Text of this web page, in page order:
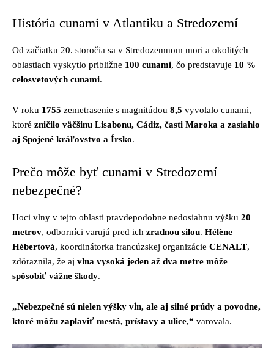
História cunami v Atlantiku a Stredozemí
Od začiatku 20. storočia sa v Stredozemnom mori a okolitých
oblastiach vyskytlo približne 100 cunami, čo predstavuje 10 %
celosvetových cunami.
V roku 1755 zemetrasenie s magnitúdou 8,5 vyvolalo cunami,
ktoré zničilo väčšinu Lisabonu, Cádiz, časti Maroka a zasiahlo
aj Spojené kráľovstvo a Írsko.
Prečo môže byť cunami v Stredozemí
nebezpečné?
Hoci vlny v tejto oblasti pravdepodobne nedosiahnu výšku 20
metrov, odborníci varujú pred ich zradnou silou. Hélène
Hébertová, koordinátorka francúzskej organizácie CENALT,
zdôraznila, že aj vlna vysoká jeden až dva metre môže
spôsobiť vážne škody.
„Nebezpečné sú nielen výšky vĺn, ale aj silné prúdy a povodne,
ktoré môžu zaplaviť mestá, prístavy a ulice,“ varovala.